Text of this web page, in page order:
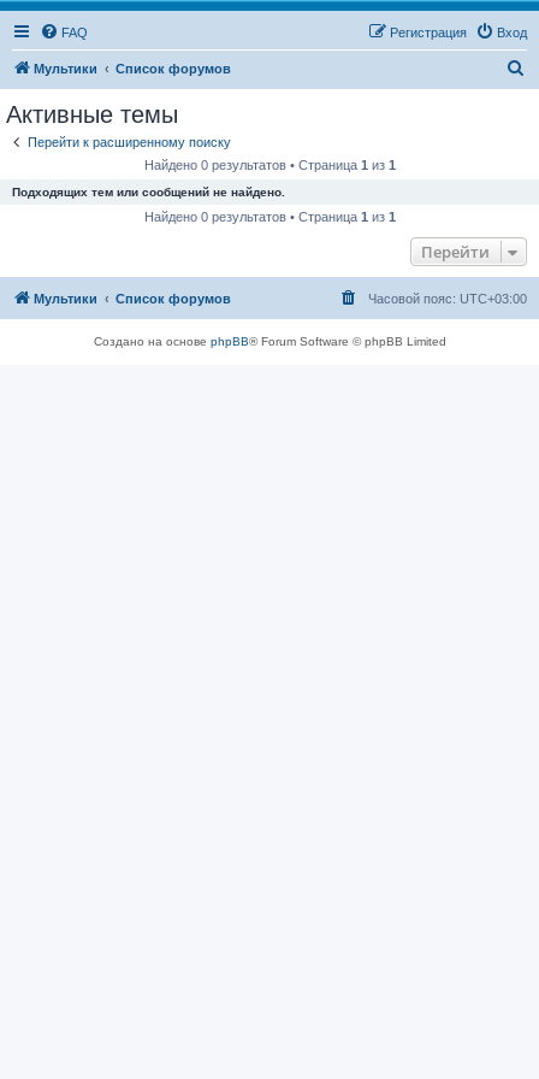
FAQ Вход
Регистрация
Мультики Список форумов
Активные темы
Перейти к расширенному поиску
Найдено 0 результатов • Страница 1 из 1
Подходящих тем или сообщений не найдено.
Найдено 0 результатов • Страница 1 из 1
Перейти
Мультики Список форумов Часовой пояс: UTC+03:00
Создано на основе phpBB® Forum Software © phpBB Limited